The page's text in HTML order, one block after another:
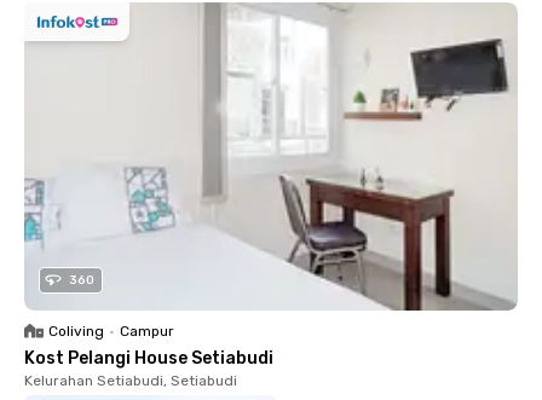
360
Coliving • Campur
Kost Pelangi House Setiabudi
Kelurahan Setiabudi, Setiabudi